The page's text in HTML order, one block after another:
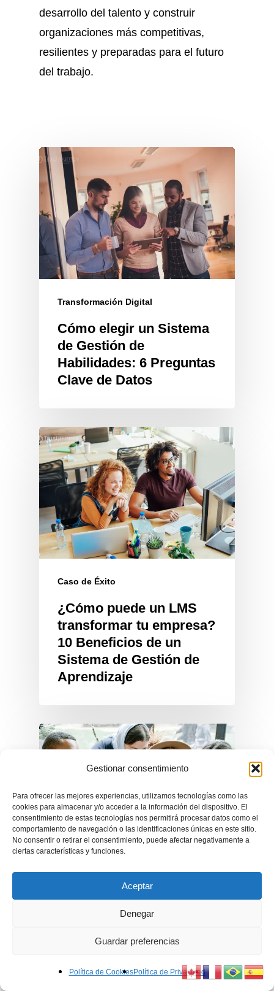
Gestionar consentimiento
Para ofrecer las mejores experiencias, utilizamos tecnologías como las
cookies para almacenar y/o acceder a la información del dispositivo. El
consentimiento de estas tecnologías nos permitirá procesar datos como el
comportamiento de navegación o las identificaciones únicas en este sitio.
No consentir o retirar el consentimiento, puede afectar negativamente a
ciertas características y funciones.
Aceptar
Denegar
Guardar preferencias
Política de CookiesPolítica de Privacidad
desarrollo del talento y construir
organizaciones más competitivas,
resilientes y preparadas para el futuro
del trabajo.
Transformación Digital
Cómo elegir un Sistema
de Gestión de
Habilidades: 6 Preguntas
Clave de Datos
Caso de Éxito
¿Cómo puede un LMS
transformar tu empresa?
10 Beneficios de un
Sistema de Gestión de
Aprendizaje
Gestión del Talento
de nuevos empleados
con un plan 30-60-90
días